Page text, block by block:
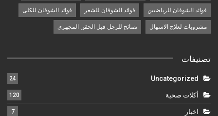
فوائد الشوفان للرياضيين فوائد الشوفان للشعر فوائد الشوفان للكلى
مشروبات لعلاج الاسهال نصائح للرجل قبل الحقن المجهري
تصنيفات
Uncategorized
24
أكلات صحية 120
اخبار 7